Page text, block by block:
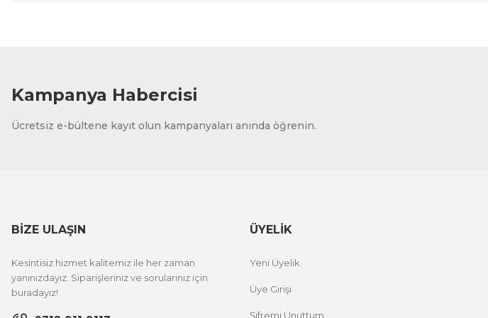
Kampanya Habercisi
Ücretsiz e-bültene kayıt olun kampanyaları anında öğrenin.
BİZE ULAŞIN
Kesintisiz hizmet kalitemiz ile her zaman
yanınızdayız. Siparişleriniz ve sorularınız için
buradayız!
ÜYELİK
Yeni Üyelik
Üye Girişi
Şifremi Unuttum